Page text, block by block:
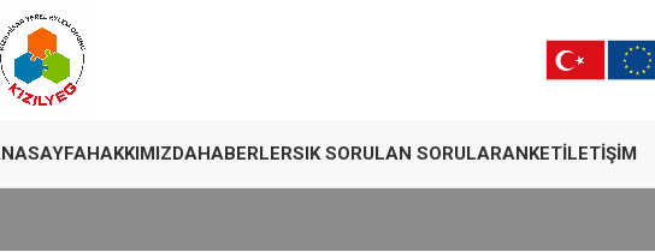
HAKKIMIZDAHABERLERSIK SORULAN SORULARANKETİLETIŞIM